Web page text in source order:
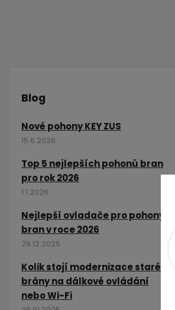
Blog
Nové pohony KEY ZUS
15.6.2026
Top 5 nejlepších pohonů bran
pro rok 2026
1.1.2026
Nejlepší ovladače pro pohony
bran v roce 2026
29.12.2025
Kolik stojí modernizace staré
brány na dálkové ovládání
nebo Wi-Fi